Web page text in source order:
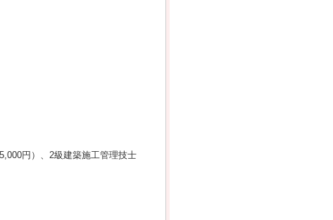
円）、2級建築施工管理技士